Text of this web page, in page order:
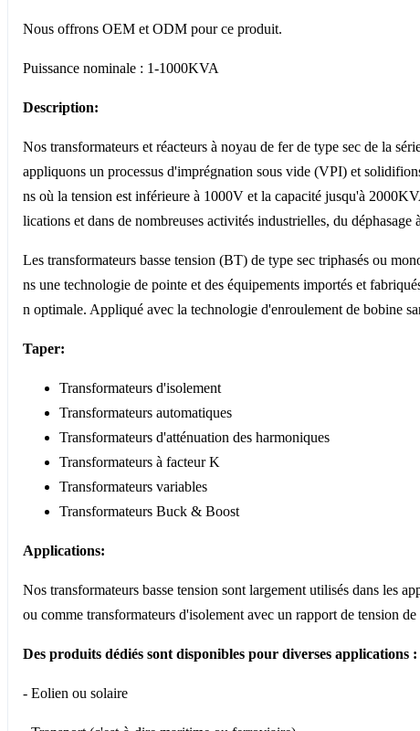
Nous offrons OEM et ODM pour ce produit.
Puissance nominale : 1-1000KVA
Description:
Nos transformateurs et réacteurs à noyau de fer de type sec de la
appliquons un processus d'imprégnation sous vide (VPI) et
ns où la tension est inférieure à 1000V et la capacité jusqu'à
lications et dans de nombreuses activités industrielles, du déphasage
Les transformateurs basse tension (BT) de type sec triphasés ou
ns une technologie de pointe et des équipements importés et
n optimale. Appliqué avec la technologie d'enroulement de bobine
Taper:
Transformateurs d'isolement
Transformateurs automatiques
Transformateurs d'atténuation des harmoniques
Transformateurs à facteur K
Transformateurs variables
Transformateurs Buck & Boost
Applications:
Nos transformateurs basse tension sont largement utilisés dans les
ou comme transformateurs d'isolement avec un rapport de tension
Des produits dédiés sont disponibles pour diverses applications :
- Eolien ou solaire